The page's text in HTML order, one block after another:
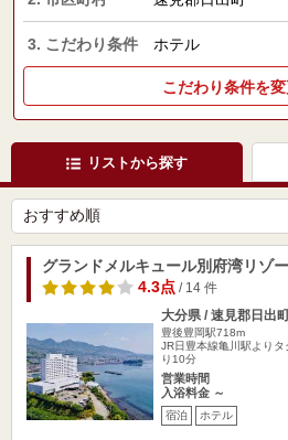
3. こだわり条件 ホテル
こだわり条件を
リストから探す
グランドメルキュール別府湾リゾ
4.3点/ 14 件
大分県 / 速見郡日出
豊後豊岡駅718m
JR日豊本線亀川駅より
り10分
営業時間
入浴料金 ～
宿泊 ホテル